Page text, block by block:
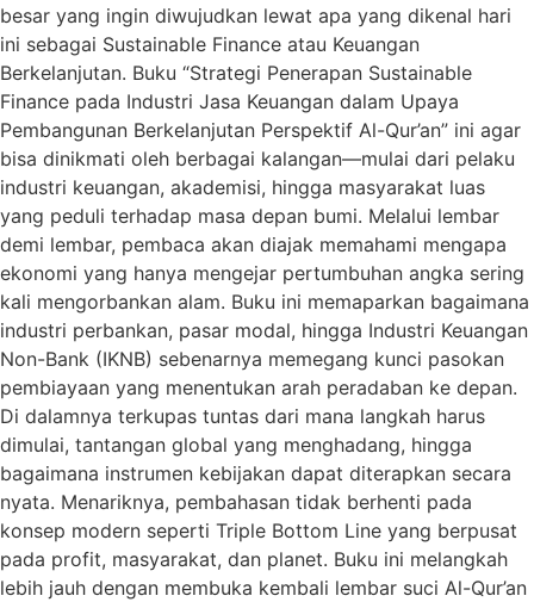
besar yang ingin diwujudkan lewat apa yang dikenal hari
ini sebagai Sustainable Finance atau Keuangan
Berkelanjutan. Buku “Strategi Penerapan Sustainable
Finance pada Industri Jasa Keuangan dalam Upaya
Pembangunan Berkelanjutan Perspektif Al-Qur’an” ini agar
bisa dinikmati oleh berbagai kalangan—mulai dari pelaku
industri keuangan, akademisi, hingga masyarakat luas
yang peduli terhadap masa depan bumi. Melalui lembar
demi lembar, pembaca akan diajak memahami mengapa
ekonomi yang hanya mengejar pertumbuhan angka sering
kali mengorbankan alam. Buku ini memaparkan bagaimana
industri perbankan, pasar modal, hingga Industri Keuangan
Non-Bank (IKNB) sebenarnya memegang kunci pasokan
pembiayaan yang menentukan arah peradaban ke depan.
Di dalamnya terkupas tuntas dari mana langkah harus
dimulai, tantangan global yang menghadang, hingga
bagaimana instrumen kebijakan dapat diterapkan secara
nyata. Menariknya, pembahasan tidak berhenti pada
konsep modern seperti Triple Bottom Line yang berpusat
pada profit, masyarakat, dan planet. Buku ini melangkah
lebih jauh dengan membuka kembali lembar suci Al-Qur’an